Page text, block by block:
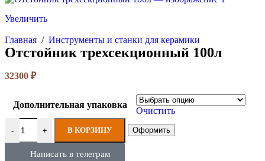
Увеличить
Главная / Инструменты и станки для керамики
Отстойник трехсекционный 100л
32300 ₽
Дополнительная упаковка
Очистить
- + В КОРЗИНУ Оформить
Написать в телеграм